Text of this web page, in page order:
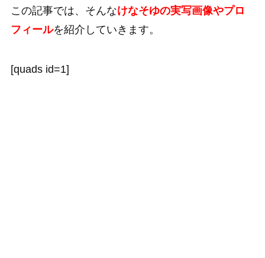
この記事では、そんなけなそゆの実写画像やプロ
フィールを紹介していきます。
[quads id=1]